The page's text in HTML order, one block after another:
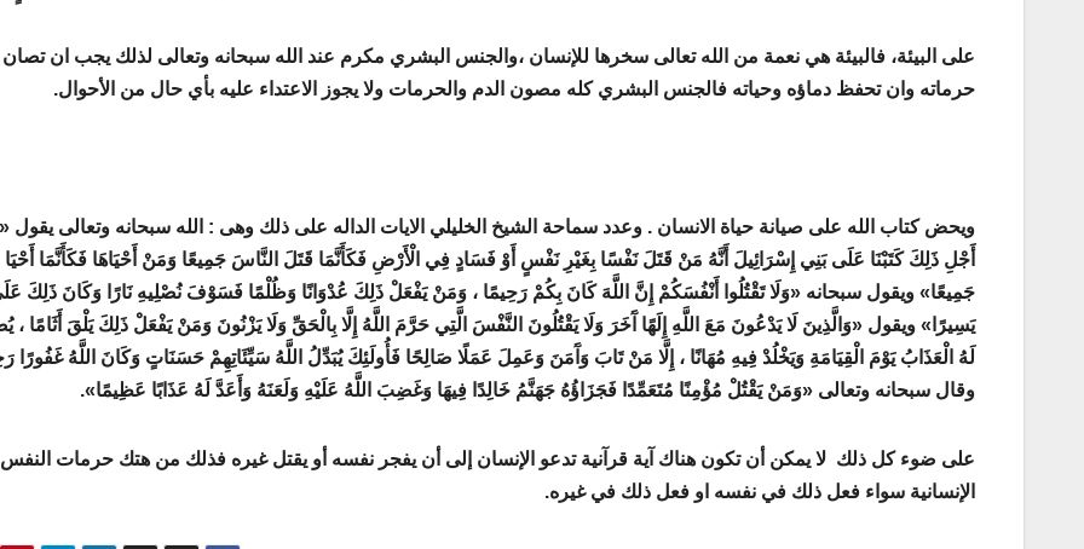
على البيئة، فالبيئة هي نعمة من الله تعالى سخرها للإنسان ،والجنس البشري مكرم عند الله سبحانه وتعالى لذلك يجب ان تصان
حرماته وان تحفظ دماؤه وحياته فالجنس البشري كله مصون الدم والحرمات ولا يجوز الاعتداء عليه بأي حال من الأحوال.
ويحض كتاب الله على صيانة حياة الانسان . وعدد سماحة الشيخ الخليلي الايات الداله على ذلك وهى : الله سبحانه وتعالى يقول
أَجْلِ ذَلِكَ كَتَبْنَا عَلَى بَنِي إِسْرَائِيلَ أَنَّهُ مَنْ قَتَلَ نَفْسًا بِغَيْرِ نَفْسٍ أَوْ فَسَادٍ فِي الْأَرْضِ فَكَأَنَّمَا قَتَلَ النَّاسَ جَمِيعًا وَمَنْ أَحْيَاهَا فَكَأَنَّمَا
جَمِيعًا» ويقول سبحانه «وَلَا تَقْتُلُوا أَنْفُسَكُمْ إِنَّ اللَّهَ كَانَ بِكُمْ رَحِيمًا ، وَمَنْ يَفْعَلْ ذَلِكَ عُدْوَانًا وَظُلْمًا فَسَوْفَ نُصْلِيهِ نَارًا وَكَانَ ذَلِكَ
يَسِيرًا» ويقول «وَالَّذِينَ لَا يَدْعُونَ مَعَ اللَّهِ إِلَهًا آَخَرَ وَلَا يَقْتُلُونَ النَّفْسَ الَّتِي حَرَّمَ اللَّهُ إِلَّا بِالْحَقِّ وَلَا يَزْنُونَ وَمَنْ يَفْعَلْ ذَلِكَ يَلْقَ أَثَامًا
لَهُ الْعَذَابُ يَوْمَ الْقِيَامَةِ وَيَخْلُدْ فِيهِ مُهَانًا ، إِلَّا مَنْ تَابَ وَآَمَنَ وَعَمِلَ عَمَلًا صَالِحًا فَأُولَئِكَ يُبَدِّلُ اللَّهُ سَيِّئَاتِهِمْ حَسَنَاتٍ وَكَانَ اللَّهُ غَفُورًا
وقال سبحانه وتعالى «وَمَنْ يَقْتُلْ مُؤْمِنًا مُتَعَمِّدًا فَجَزَاؤُهُ جَهَنَّمُ خَالِدًا فِيهَا وَغَضِبَ اللَّهُ عَلَيْهِ وَلَعَنَهُ وَأَعَدَّ لَهُ عَذَابًا عَظِيمًا».
على ضوء كل ذلك لا يمكن أن تكون هناك آية قرآنية تدعو الإنسان إلى أن يفجر نفسه أو يقتل غيره فذلك من هتك حرمات النفس
الإنسانية سواء فعل ذلك في نفسه او فعل ذلك في غيره.